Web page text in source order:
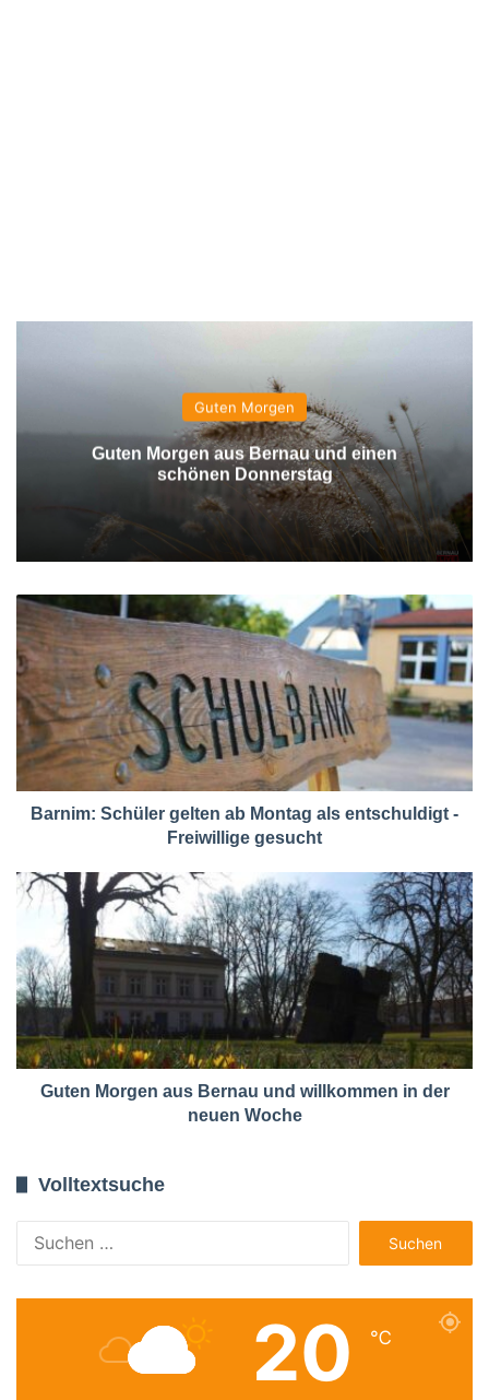
Guten Morgen
Guten Morgen aus Bernau und einen
schönen Donnerstag
Barnim: Schüler gelten ab Montag als entschuldigt -
Freiwillige gesucht
Guten Morgen aus Bernau und willkommen in der
neuen Woche
Volltextsuche
nach:
20 ℃